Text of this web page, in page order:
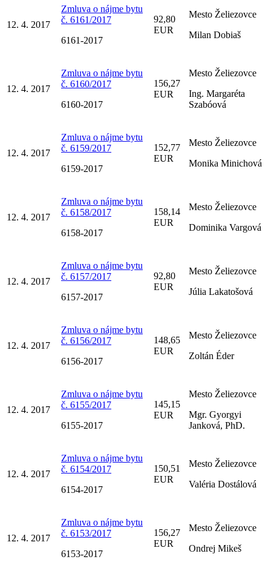
12. 4. 2017
Zmluva o nájme bytu
č. 6161/2017
6161-2017
92,80
EUR
Mesto Želiezovce
Milan Dobiaš
12. 4. 2017
Zmluva o nájme bytu
č. 6160/2017
6160-2017
156,27
EUR
Mesto Želiezovce
Ing. Margaréta
Szabóová
12. 4. 2017
Zmluva o nájme bytu
č. 6159/2017
6159-2017
152,77
EUR
Mesto Želiezovce
Monika Minichová
12. 4. 2017
Zmluva o nájme bytu
č. 6158/2017
6158-2017
158,14
EUR
Mesto Želiezovce
Dominika Vargová
12. 4. 2017
Zmluva o nájme bytu
č. 6157/2017
6157-2017
92,80
EUR
Mesto Želiezovce
Júlia Lakatošová
12. 4. 2017
Zmluva o nájme bytu
č. 6156/2017
6156-2017
148,65
EUR
Mesto Želiezovce
Zoltán Éder
12. 4. 2017
Zmluva o nájme bytu
č. 6155/2017
6155-2017
145,15
EUR
Mesto Želiezovce
Mgr. Gyorgyi
Janková, PhD.
12. 4. 2017
Zmluva o nájme bytu
č. 6154/2017
6154-2017
150,51
EUR
Mesto Želiezovce
Valéria Dostálová
12. 4. 2017
Zmluva o nájme bytu
č. 6153/2017
6153-2017
156,27
EUR
Mesto Želiezovce
Ondrej Mikeš